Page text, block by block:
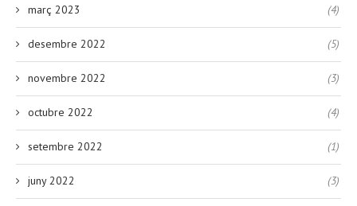
març 2023 (4)
desembre 2022 (5)
novembre 2022 (3)
octubre 2022 (4)
setembre 2022 (1)
juny 2022 (3)